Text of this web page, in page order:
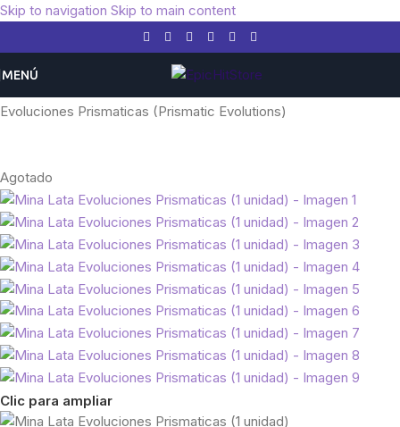
Skip to navigation Skip to main content
MENÚ
Evoluciones Prismaticas (Prismatic Evolutions)
Agotado
Clic para ampliar